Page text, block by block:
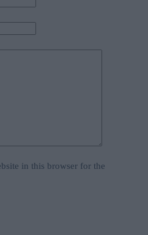
in this browser for the